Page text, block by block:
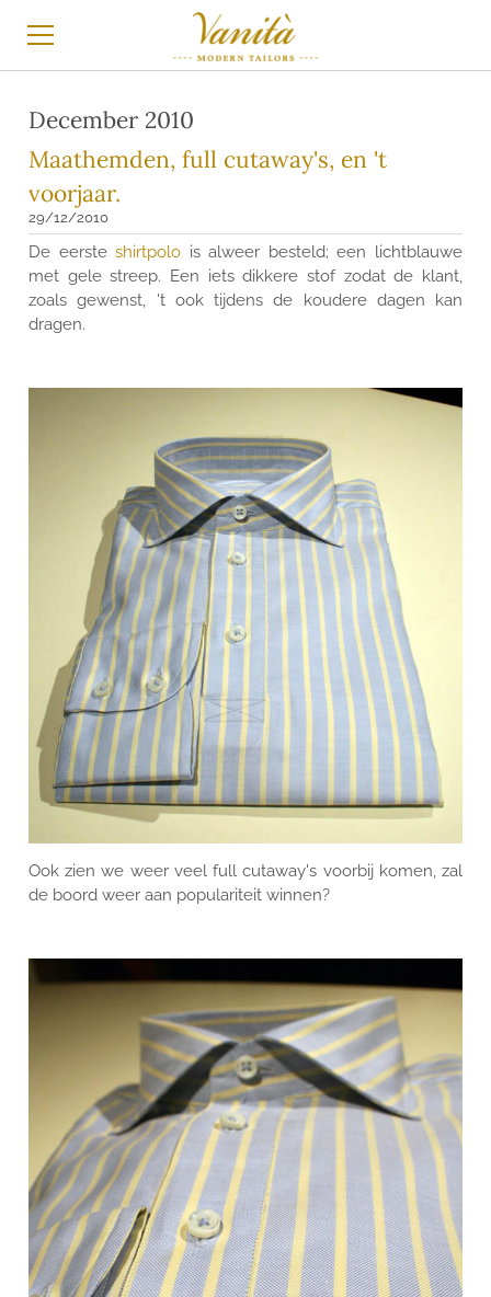
December 2010
Maathemden, full cutaway's, en 't
voorjaar.
29/12/2010
De eersteshirtpolo is alweer besteld; een lichtblauwe
met gele streep. Een iets dikkere stof zodat de klant,
zoals gewenst, 't ook tijdens de koudere dagen kan
dragen.
Ook zien we weer veel full cutaway's voorbij komen, zal
de boord weer aan populariteit winnen?
MAATPAK
MAATHEMD
TROUWKLEDING
BLOG